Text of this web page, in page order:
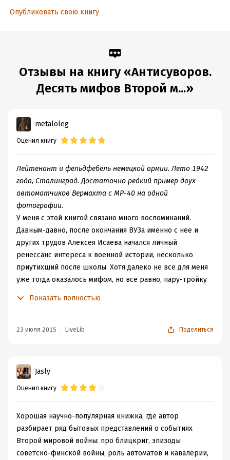
Опубликовать свою книгу
Отзывы на книгу «Антисуворов.
Десять мифов Второй м...»
metaloleg
Оценил книгу
Лейтенант и фельдфебель немецкой армии. Лето 1942
года, Сталинград. Достаточно редкий пример двух
автоматчиков Вермахта с MP-40 на одной
фотографии.
У меня с этой книгой связано много воспоминаний.
Давным-давно, после окончания ВУЗа именно с нее и
других трудов Алексея Исаева начался личный
ренессанс интереса к военной истории, несколько
приутихший после школы. Хотя далеко не все для меня
уже тогда оказалось мифом, но все равно, пару-тройку
мифов , освежив воспоминания о книге и сопоставив ее
и вечно актуальной. Наверное потому, что 99%
современных исследований, как правило, посвящены
отдельным операциям или родам войск, может быть
человеческой психологии на фронте. Алексей Исаев в
сущности написал свою книгу, как продолжение своего
блога с узнаваемой стилистикой, с предметно
рассматриваемыми небольшими темами, с опорой на
Показать полностью
23 июля 2015 LiveLib Поделиться
Jasly
Оценил книгу
Хорошая научно-популярная книжка, где автор
разбирает ряд бытовых представлений о событиях
Второй мировой войны: про блицкриг, эпизоды
советско-финской войны, роль автоматов и кавалерии,